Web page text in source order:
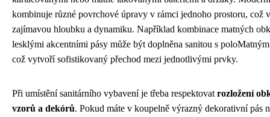
kombinuje různé povrchové úpravy v rámci jednoho prostoru, což
zajímavou hloubku a dynamiku. Například kombinace matných
lesklými akcentními pásy může být doplněna sanitou s
což vytvoří sofistikovaný přechod mezi jednotlivými prvky.
Při umístění sanitárního vybavení je třeba respektovat rozložení
vzorů a dekórů. Pokud máte v koupelně výrazný dekorativní pás